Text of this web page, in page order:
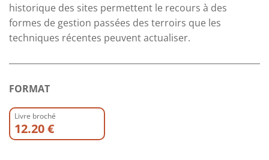
historique des sites permettent le recours à des
formes de gestion passées des terroirs que les
techniques récentes peuvent actualiser.
FORMAT
Livre broché
12.20 €